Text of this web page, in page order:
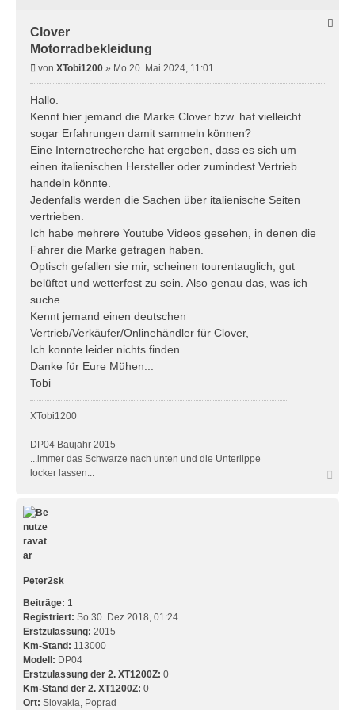
Clover
Motorradbekleidung
B
e
i
r
a
g
von XTobi1200 » Mo 20. Mai 2024, 11:01
Hallo.
Kennt hier jemand die Marke Clover bzw. hat vielleicht
sogar Erfahrungen damit sammeln können?
Eine Internetrecherche hat ergeben, dass es sich um
einen italienischen Hersteller oder zumindest Vertrieb
handeln könnte.
Jedenfalls werden die Sachen über italienische Seiten
vertrieben.
Ich habe mehrere Youtube Videos gesehen, in denen die
Fahrer die Marke getragen haben.
Optisch gefallen sie mir, scheinen tourentauglich, gut
belüftet und wetterfest zu sein. Also genau das, was ich
suche.
Kennt jemand einen deutschen
Vertrieb/Verkäufer/Onlinehändler für Clover,
Ich konnte leider nichts finden.
Danke für Eure Mühen...
Tobi
XTobi1200
DP04 Baujahr 2015
...immer das Schwarze nach unten und die Unterlippe
locker lassen...
Peter2sk
Beiträge: 1
Registriert: So 30. Dez 2018, 01:24
Erstzulassung: 2015
Km-Stand: 113000
Modell: DP04
Erstzulassung der 2. XT1200Z: 0
Km-Stand der 2. XT1200Z: 0
Ort: Slovakia, Poprad